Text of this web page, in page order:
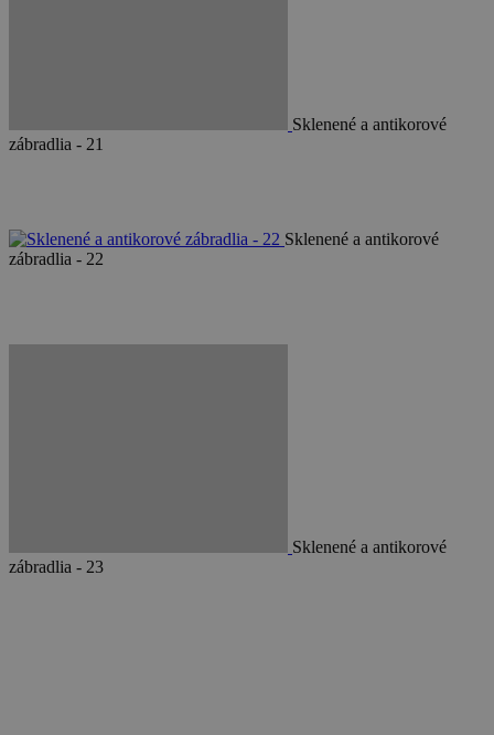
Sklenené a antikorové
zábradlia - 21
Sklenené a antikorové
zábradlia - 22
Sklenené a antikorové
zábradlia - 23